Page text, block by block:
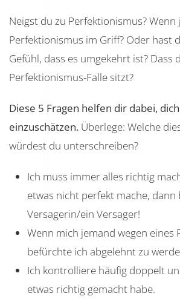
Neigst du zu Perfektionismus? Wenn
Perfektionismus im Griff? Oder hast
Gefühl, dass es umgekehrt ist? Dass
Perfektionismus-Falle sitzt?
Diese 5 Fragen helfen dir dabei,
einzuschätzen. Überlege: Welche
würdest du unterschreiben?
Ich muss immer alles richtig
etwas nicht perfekt mache, dann
Versagerin/ein Versager!
Wenn mich jemand wegen eines
befürchte ich abgelehnt zu
Ich kontrolliere häufig doppelt
etwas richtig gemacht habe.